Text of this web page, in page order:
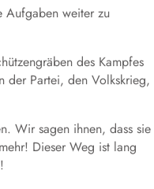
Aufgaben weiter zu
des Kampfes
der Partei, den Volkskrieg,
Wir sagen ihnen, dass sie
Dieser Weg ist lang